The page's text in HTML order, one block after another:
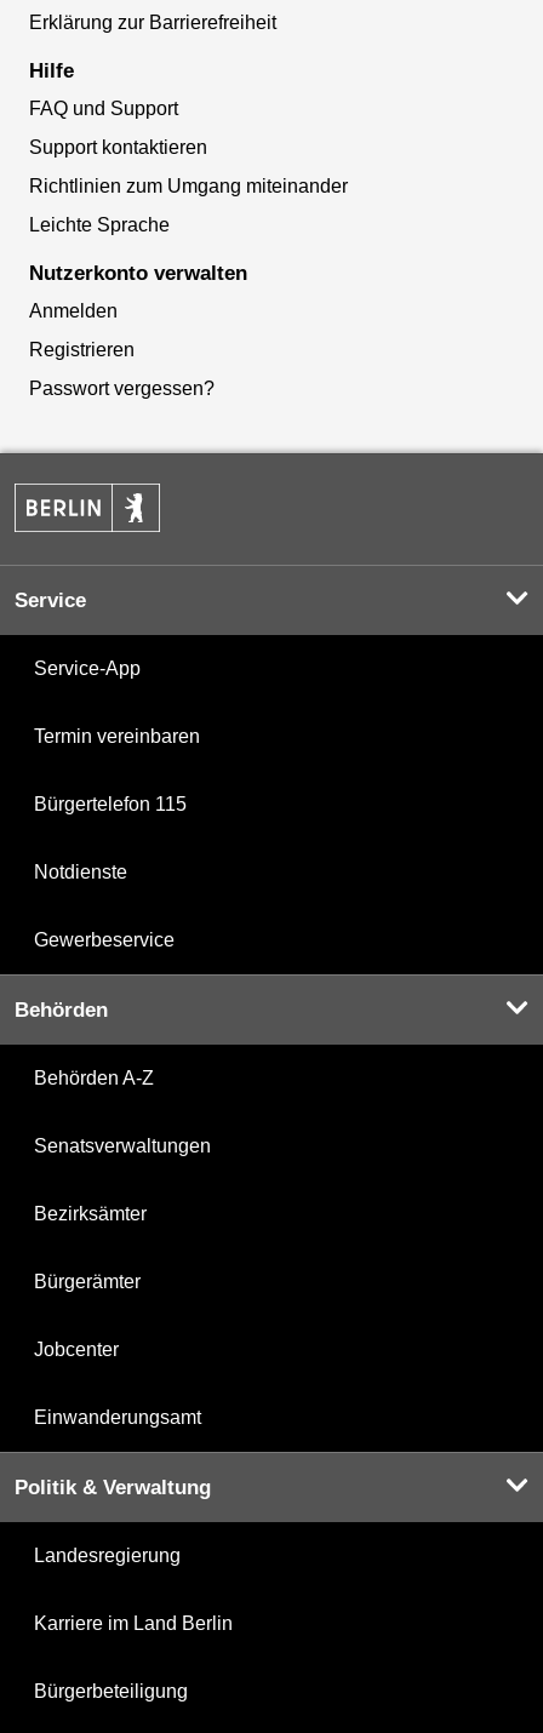
Erklärung zur Barrierefreiheit
Hilfe
FAQ und Support
Support kontaktieren
Richtlinien zum Umgang miteinander
Leichte Sprache
Nutzerkonto verwalten
Anmelden
Registrieren
Passwort vergessen?
Service
Service-App
Termin vereinbaren
Bürgertelefon 115
Notdienste
Gewerbeservice
Behörden
Behörden A-Z
Senatsverwaltungen
Bezirksämter
Bürgerämter
Jobcenter
Einwanderungsamt
Politik & Verwaltung
Landesregierung
Karriere im Land Berlin
Bürgerbeteiligung